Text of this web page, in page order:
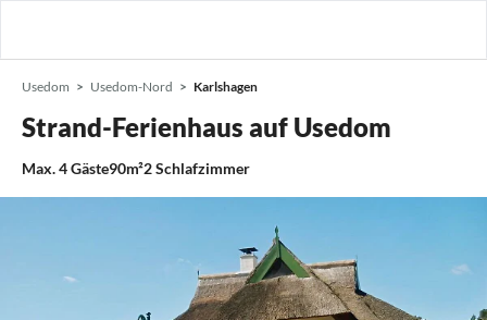
Usedom Usedom-Nord Karlshagen
Strand-Ferienhaus auf Usedom
Max.4Gäste90m²2Schlafzimmer